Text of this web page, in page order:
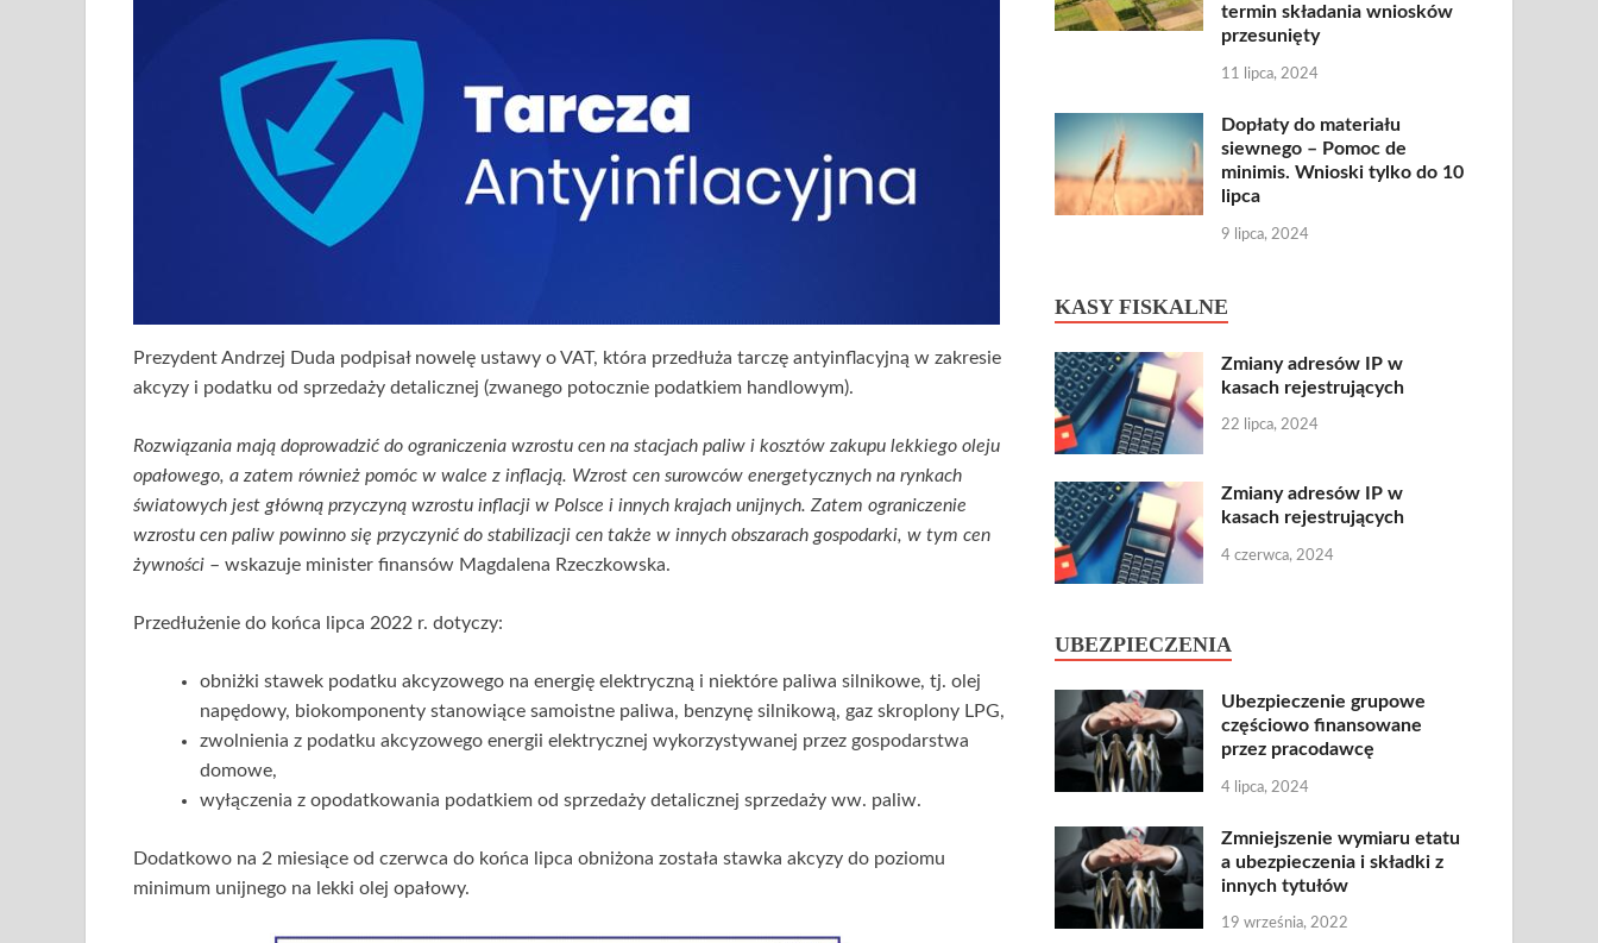
Prezydent Andrzej Duda podpisał nowelę ustawy o VAT, która przedłuża tarczę antyinflacyjną w zakresie
akcyzy i podatku od sprzedaży detalicznej (zwanego potocznie podatkiem handlowym).
Rozwiązania mają doprowadzić do ograniczenia wzrostu cen na stacjach paliw i kosztów zakupu lekkiego oleju
opałowego, a zatem również pomóc w walce z inflacją. Wzrost cen surowców energetycznych na rynkach
światowych jest główną przyczyną wzrostu inflacji w Polsce i innych krajach unijnych. Zatem ograniczenie
wzrostu cen paliw powinno się przyczynić do stabilizacji cen także w innych obszarach gospodarki, w tym cen
żywności – wskazuje minister finansów Magdalena Rzeczkowska.
Przedłużenie do końca lipca 2022 r. dotyczy:
obniżki stawek podatku akcyzowego na energię elektryczną i niektóre paliwa silnikowe, tj. olej
napędowy, biokomponenty stanowiące samoistne paliwa, benzynę silnikową, gaz skroplony LPG,
zwolnienia z podatku akcyzowego energii elektrycznej wykorzystywanej przez gospodarstwa
domowe,
wyłączenia z opodatkowania podatkiem od sprzedaży detalicznej sprzedaży ww. paliw.
Dodatkowo na 2 miesiące od czerwca do końca lipca obniżona została stawka akcyzy do poziomu
minimum unijnego na lekki olej opałowy.
termin składania wniosków
przesunięty
11 lipca, 2024
Dopłaty do materiału
siewnego – Pomoc de
minimis. Wnioski tylko do 10
lipca
9 lipca, 2024
KASY FISKALNE
Zmiany adresów IP w
kasach rejestrujących
22 lipca, 2024
Zmiany adresów IP w
kasach rejestrujących
4 czerwca, 2024
UBEZPIECZENIA
Ubezpieczenie grupowe
częściowo finansowane
przez pracodawcę
4 lipca, 2024
Zmniejszenie wymiaru etatu
a ubezpieczenia i składki z
innych tytułów
19 września, 2022